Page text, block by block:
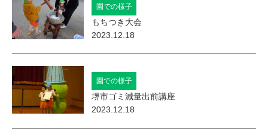
園での様子
もちつき大会
2023.12.18
園での様子
堺市ゴミ減量出前講座
2023.12.18